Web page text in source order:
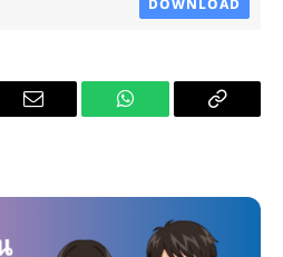
DOWNLOAD
Email WhatsApp Copy